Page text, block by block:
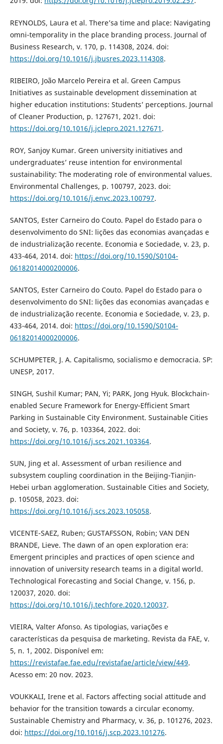
REYNOLDS, Laura et al. There’sa time and place: Navigating
omni-temporality in the place branding process. Journal of
Business Research, v. 170, p. 114308, 2024. doi:
https://doi.org/10.1016/j.jbusres.2023.114308.
RIBEIRO, João Marcelo Pereira et al. Green Campus
Initiatives as sustainable development dissemination at
higher education institutions: Students’ perceptions. Journal
of Cleaner Production, p. 127671, 2021. doi:
https://doi.org/10.1016/j.jclepro.2021.127671 .
ROY, Sanjoy Kumar. Green university initiatives and
undergraduates’ reuse intention for environmental
sustainability: The moderating role of environmental values.
Environmental Challenges, p. 100797, 2023. doi:
https://doi.org/10.1016/j.envc.2023.100797.
SANTOS, Ester Carneiro do Couto. Papel do Estado para o
desenvolvimento do SNI: lições das economias avançadas e
de industrialização recente. Economia e Sociedade, v. 23, p.
433-464, 2014. doi: https://doi.org/10.1590/S0104-
06182014000200006.
SANTOS, Ester Carneiro do Couto. Papel do Estado para o
desenvolvimento do SNI: lições das economias avançadas e
de industrialização recente. Economia e Sociedade, v. 23, p.
433-464, 2014. doi: https://doi.org/10.1590/S0104-
06182014000200006.
SCHUMPETER, J. A. Capitalismo, socialismo e democracia. SP:
UNESP, 2017.
SINGH, Sushil Kumar; PAN, Yi; PARK, Jong Hyuk. Blockchain-
enabled Secure Framework for Energy-Efficient Smart
Parking in Sustainable City Environment. Sustainable Cities
and Society, v. 76, p. 103364, 2022. doi:
https://doi.org/10.1016/j.scs.2021.103364.
SUN, Jing et al. Assessment of urban resilience and
subsystem coupling coordination in the Beijing-Tianjin-
Hebei urban agglomeration. Sustainable Cities and Society,
p. 105058, 2023. doi:
https://doi.org/10.1016/j.scs.2023.105058.
VICENTE-SAEZ, Ruben; GUSTAFSSON, Robin; VAN DEN
BRANDE, Lieve. The dawn of an open exploration era:
Emergent principles and practices of open science and
innovation of university research teams in a digital world.
Technological Forecasting and Social Change, v. 156, p.
120037, 2020. doi:
https://doi.org/10.1016/j.techfore.2020.120037.
VIEIRA, Valter Afonso. As tipologias, variações e
características da pesquisa de marketing. Revista da FAE, v.
5, n. 1, 2002. Disponível em:
https://revistafae.fae.edu/revistafae/article/view/449.
Acesso em: 20 nov. 2023.
VOUKKALI, Irene et al. Factors affecting social attitude and
behavior for the transition towards a circular economy.
Sustainable Chemistry and Pharmacy, v. 36, p. 101276, 2023.
doi: https://doi.org/10.1016/j.scp.2023.101276.